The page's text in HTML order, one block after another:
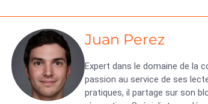
Juan Perez
Expert dans le domaine de la
passion au service de ses
pratiques, il partage sur son